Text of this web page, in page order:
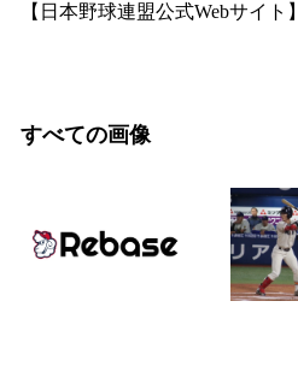
【日本野球連盟公式Webサイト】
すべての画像